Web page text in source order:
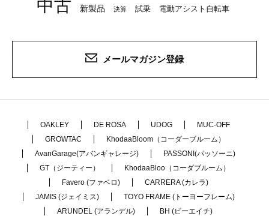
中古
新製品 決算 試乗 電動アシスト自転車
メールマガジン登録
OAKLEY DE ROSA UDOG
MUC-OFF
GROWTAC
KhodaaBloom（コーダーブルーム）
AvanGarage(アバンギャレージ)
PASSONI(パッソーニ)
GT（ジーティー）
KhodaaBloo（コーダブルーム）
Favero (ファベロ)
CARRERA (カレラ)
JAMIS (ジェイミス)
TOYO FRAME (トーヨーフレーム)
ARUNDEL (アランデル)
BH (ビーエイチ)